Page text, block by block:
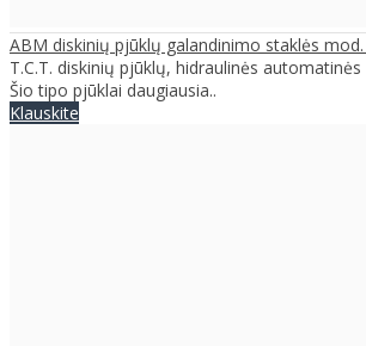
ABM diskinių pjūklų galandinimo staklės
T.C.T. diskinių pjūklų, hidraulinės
Šio tipo pjūklai daugiausia..
Klauskite